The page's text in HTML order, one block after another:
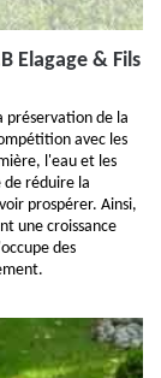
Elagage & Fils
préservation de la
avec les
l'eau et les
de réduire la
prospérer. Ainsi,
une croissance
des